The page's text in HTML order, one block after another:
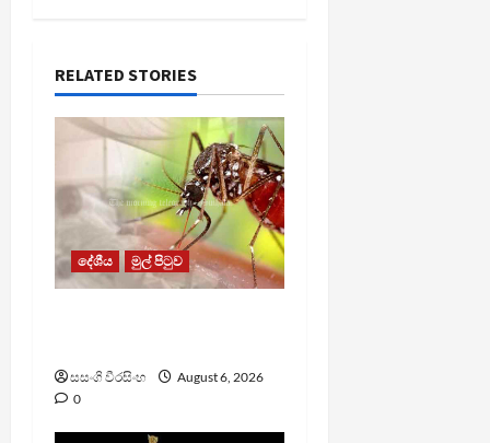
RELATED STORIES
දේශීය මුල් පිටුව
සසංගි වීරසිංහ
August 6, 2026
0